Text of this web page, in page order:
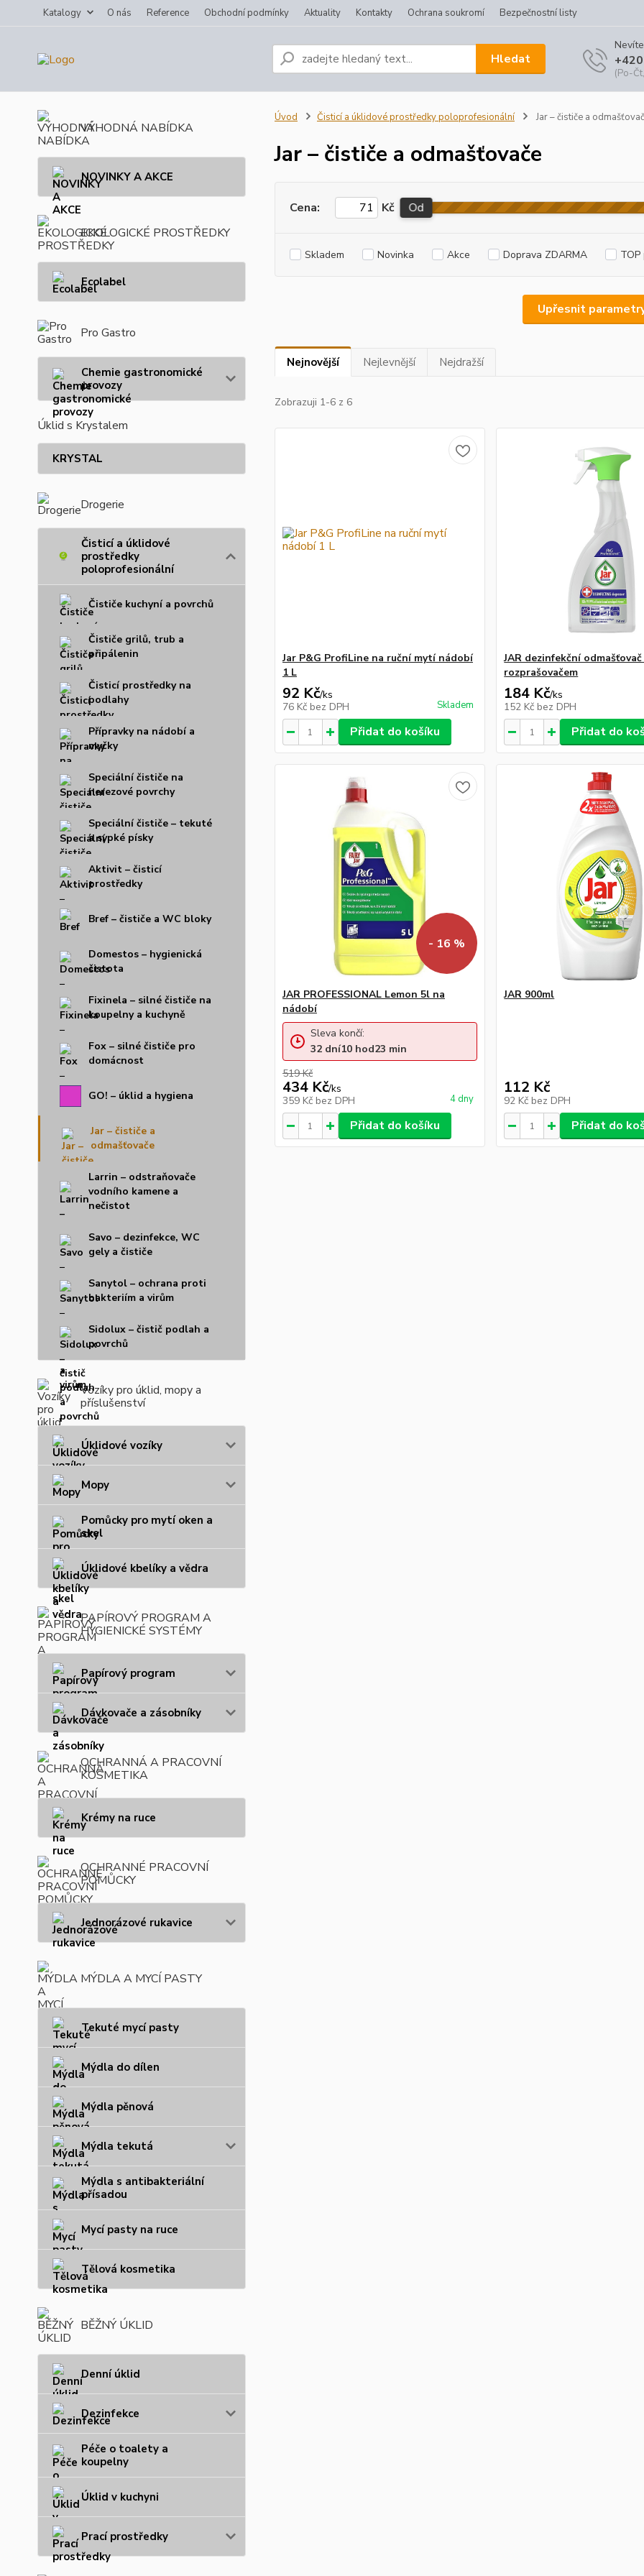
Katalogy O nás Reference Obchodní podmínky Aktuality Kontakty Ochrana soukromí Bezpečnostní listy
Hledat
(Po-
VÝHODNÁ NABÍDKA
NOVINKY A AKCE
EKOLOGICKÉ PROSTŘEDKY
Ecolabel
Pro Gastro
Chemie gastronomické
provozy
Úklid s Krystalem
KRYSTAL
Drogerie
Čisticí a úklidové
prostředky
poloprofesionální
Čističe kuchyní a povrchů
Čističe grilů, trub a
připálenin
Čisticí prostředky na
podlahy
Přípravky na nádobí a
myčky
Speciální čističe na
nerezové povrchy
Speciální čističe – tekuté
a sypké písky
Aktivit – čisticí
prostředky
Bref – čističe a WC bloky
Domestos – hygienická
čistota
Fixinela – silné čističe na
koupelny a kuchyně
Fox – silné čističe pro
domácnost
GO! – úklid a hygiena
Jar – čističe a
odmašťovače
Larrin – odstraňovače
vodního kamene a
nečistot
Savo – dezinfekce, WC
gely a čističe
Sanytol – ochrana proti
bakteriím a virům
Sidolux – čistič podlah a
povrchů
Vozíky pro úklid, mopy a
příslušenství
Úklidové vozíky
Mopy
Pomůcky pro mytí oken a
skel
Úklidové kbelíky a vědra
PAPÍROVÝ PROGRAM A
HYGIENICKÉ SYSTÉMY
Papírový program
Dávkovače a zásobníky
OCHRANNÁ A PRACOVNÍ
KOSMETIKA
Krémy na ruce
OCHRANNÉ PRACOVNÍ
POMŮCKY
Jednorázové rukavice
MÝDLA A MYCÍ PASTY
Tekuté mycí pasty
Mýdla do dílen
Mýdla pěnová
Mýdla tekutá
Mýdla s antibakteriální
přísadou
Mycí pasty na ruce
Tělová kosmetika
BĚŽNÝ ÚKLID
Denní úklid
Dezinfekce
Péče o toalety a
koupelny
Úklid v kuchyni
Prací prostředky
Úvod Čisticí a úklidové prostředky poloprofesionální Jar – čističe a
Jar – čističe a odmašťovače
Upřesnit
Cena: Kč Od
Skladem Novinka Akce Doprava ZDARMA
Nejnovější Nejlevnější Nejdražší
Zobrazuji 1-6 z 6
Jar P&G ProfiLine na ruční mytí nádobí
1 L
92 Kč/ks
76 Kč bez DPH Skladem
Přidat do košíku
JAR dezinfekční
rozprašovačem
184 Kč/ks
152 Kč bez DPH
Přidat do
- 16 %
JAR PROFESSIONAL Lemon 5l na
nádobí
519 Kč
434 Kč/ks
359 Kč bez DPH 4 dny
Sleva končí:
32 dní10hod23 min
Přidat do košíku
JAR 900ml
112 Kč
92 Kč bez DPH
Přidat do